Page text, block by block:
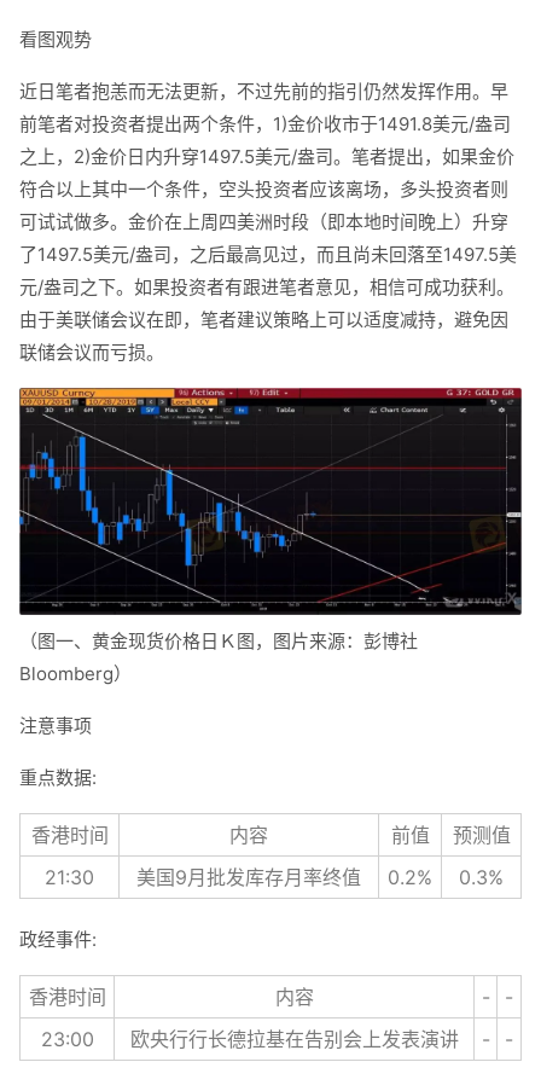
看图观势
近日笔者抱恙而无法更新，不过先前的指引仍然发挥作用。早
前笔者对投资者提出两个条件，1)金价收市于1491.8美元/盎司
之上，2)金价日内升穿1497.5美元/盎司。笔者提出，如果金价
符合以上其中一个条件，空头投资者应该离场，多头投资者则
可试试做多。金价在上周四美洲时段（即本地时间晚上）升穿
了1497.5美元/盎司，之后最高见过，而且尚未回落至1497.5美
元/盎司之下。如果投资者有跟进笔者意见，相信可成功获利。
由于美联储会议在即，笔者建议策略上可以适度减持，避免因
联储会议而亏损。
（图一、黄金现货价格日Ｋ图，图片来源：彭博社
Bloomberg）
注意事项
重点数据:
香港时间 内容 前值
预测值
21:30
美国9月批发库存月率终值 0.2% 0.3%
政经事件:
香港时间 内容 -
-
23:00
欧央行行长德拉基在告别会上发表演讲 - -